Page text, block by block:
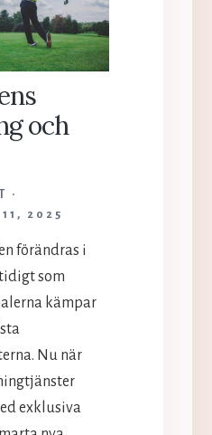
NWANERI
och
11, 2025
förändras i
som
kämpar
Nu när
exklusiva